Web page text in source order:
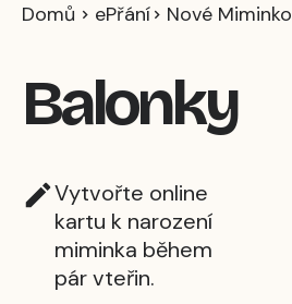
Domů ePřání Nové Miminko
Balonky
Vytvořte online
kartu k narození
miminka během
pár vteřin.